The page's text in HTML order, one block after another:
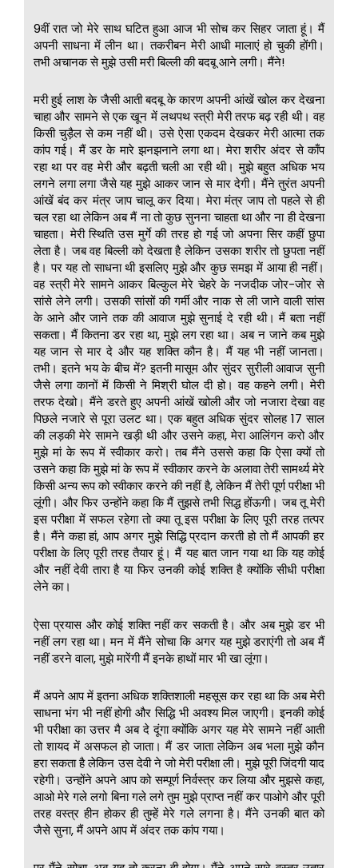
9वीं रात जो मेरे साथ घटित हुआ आज भी सोच कर सिहर जाता हूं। मैं
अपनी साधना में लीन था। तकरीबन मेरी आधी मालाएं हो चुकी होंगी।
तभी अचानक से मुझे उसी मरी बिल्ली की बदबू आने लगी। मैंने!
मरी हुई लाश के जैसी आती बदबू के कारण अपनी आंखें खोल कर देखना
चाहा और सामने से एक खून में लथपथ स्त्री मेरी तरफ बढ़ रही थी। वह
किसी चुड़ैल से कम नहीं थी। उसे ऐसा एकदम देखकर मेरी आत्मा तक
कांप गई। मैं डर के मारे झनझनाने लगा था। मेरा शरीर अंदर से काँप
रहा था पर वह मेरी और बढ़ती चली आ रही थी। मुझे बहुत अधिक भय
लगने लगा लगा जैसे यह मुझे आकर जान से मार देगी। मैंने तुरंत अपनी
आंखें बंद कर मंत्र जाप चालू कर दिया। मेरा मंत्र जाप तो पहले से ही
चल रहा था लेकिन अब मैं ना तो कुछ सुनना चाहता था और ना ही देखना
चाहता। मेरी स्थिति उस मुर्गे की तरह हो गई जो अपना सिर कहीं छुपा
लेता है। जब वह बिल्ली को देखता है लेकिन उसका शरीर तो छुपता नहीं
है। पर यह तो साधना थी इसलिए मुझे और कुछ समझ में आया ही नहीं।
वह स्त्री मेरे सामने आकर बिल्कुल मेरे चेहरे के नजदीक जोर-जोर से
सांसे लेने लगी। उसकी सांसों की गर्मी और नाक से ली जाने वाली सांस
के आने और जाने तक की आवाज मुझे सुनाई दे रही थी। मैं बता नहीं
सकता। मैं कितना डर रहा था, मुझे लग रहा था। अब न जाने कब मुझे
यह जान से मार दे और यह शक्ति कौन है। मैं यह भी नहीं जानता।
तभी। इतने भय के बीच में? इतनी मासूम और सुंदर सुरीली आवाज सुनी
जैसे लगा कानों में किसी ने मिश्री घोल दी हो। वह कहने लगी। मेरी
तरफ देखो। मैंने डरते हुए अपनी आंखें खोली और जो नजारा देखा वह
पिछले नजारे से पूरा उलट था। एक बहुत अधिक सुंदर सोलह 17 साल
की लड़की मेरे सामने खड़ी थी और उसने कहा, मेरा आलिंगन करो और
मुझे मां के रूप में स्वीकार करो। तब मैंने उससे कहा कि ऐसा क्यों तो
उसने कहा कि मुझे मां के रूप में स्वीकार करने के अलावा तेरी सामर्थ्य मेरे
किसी अन्य रूप को स्वीकार करने की नहीं है, लेकिन मैं तेरी पूर्ण परीक्षा भी
लूंगी। और फिर उन्होंने कहा कि मैं तुझसे तभी सिद्ध होंऊगी। जब तू मेरी
इस परीक्षा में सफल रहेगा तो क्या तू इस परीक्षा के लिए पूरी तरह तत्पर
है। मैंने कहा हां, आप अगर मुझे सिद्धि प्रदान करती हो तो मैं आपकी हर
परीक्षा के लिए पूरी तरह तैयार हूं। मैं यह बात जान गया था कि यह कोई
और नहीं देवी तारा है या फिर उनकी कोई शक्ति है क्योंकि सीधी परीक्षा
लेने का।
ऐसा प्रयास और कोई शक्ति नहीं कर सकती है। और अब मुझे डर भी
नहीं लग रहा था। मन में मैंने सोचा कि अगर यह मुझे डराएंगी तो अब मैं
नहीं डरने वाला, मुझे मारेंगी मैं इनके हाथों मार भी खा लूंगा।
मैं अपने आप में इतना अधिक शक्तिशाली महसूस कर रहा था कि अब मेरी
साधना भंग भी नहीं होगी और सिद्धि भी अवश्य मिल जाएगी। इनकी कोई
भी परीक्षा का उत्तर मै अब दे दूंगा क्योंकि अगर यह मेरे सामने नहीं आती
तो शायद में असफल हो जाता। मैं डर जाता लेकिन अब भला मुझे कौन
हरा सकता है लेकिन उस देवी ने जो मेरी परीक्षा ली। मुझे पूरी जिंदगी याद
रहेगी। उन्होंने अपने आप को सम्पूर्ण निर्वस्त्र कर लिया और मुझसे कहा,
आओ मेरे गले लगो बिना गले लगे तुम मुझे प्राप्त नहीं कर पाओगे और पूरी
तरह वस्त्र हीन होकर ही तुम्हें मेरे गले लगना है। मैंने उनकी बात को
जैसे सुना, मैं अपने आप में अंदर तक कांप गया।